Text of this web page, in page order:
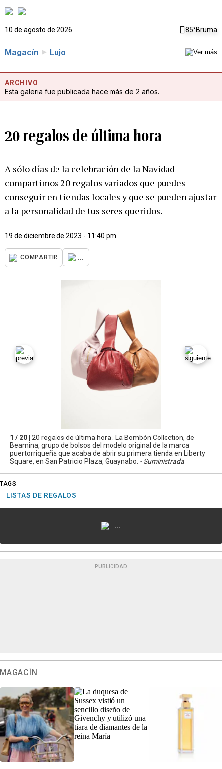
10 de agosto de 2026 85°Bruma
Magacín Lujo
ARCHIVO
Esta galeria fue publicada hace más de 2 años.
20 regalos de última hora
A sólo días de la celebración de la Navidad
compartimos 20 regalos variados que puedes
conseguir en tiendas locales y que se pueden ajustar
a la personalidad de tus seres queridos.
19 de diciembre de 2023 - 11:40 pm
COMPARTIR ...
1 / 20 | 20 regalos de última hora . La Bombón Collection, de
Beamina, grupo de bolsos del modelo original de la marca
puertorriqueña que acaba de abrir su primera tienda en Liberty
Square, en San Patricio Plaza, Guaynabo. - Suministrada
TAGS
LISTAS DE REGALOS
...
PUBLICIDAD
MAGACÍN